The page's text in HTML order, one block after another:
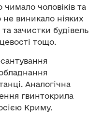
чоловіків та
виникало ніяких
зачистки будівель
тощо.
Аналогічна
гвинтокрила
Криму.